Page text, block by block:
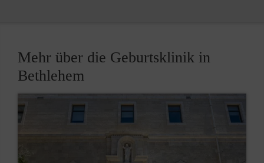
Mehr über die Geburtsklinik in
Bethlehem